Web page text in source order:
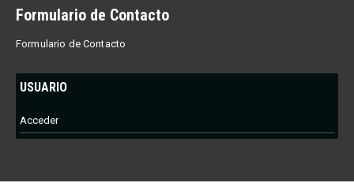
Formulario de Contacto
Formulario de Contacto
USUARIO
Acceder